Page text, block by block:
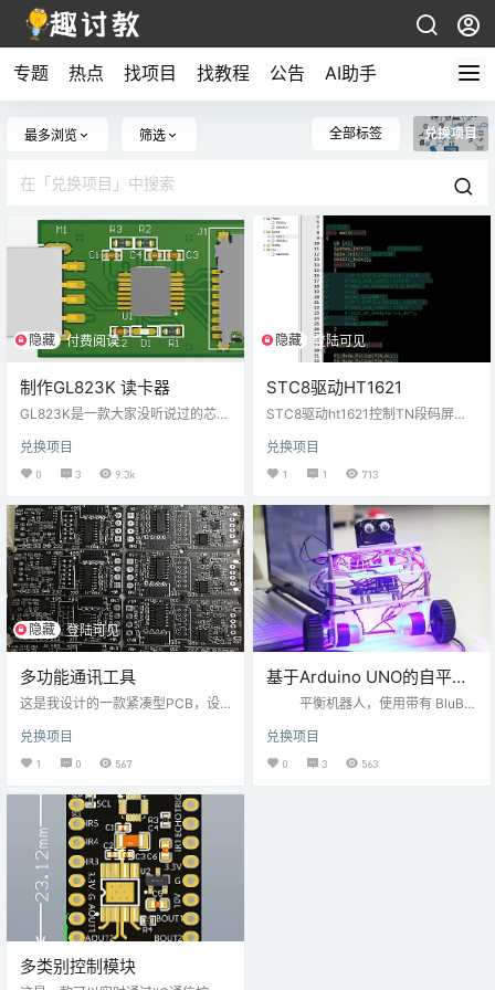
专题 热点 找项目 找教程 公告 AI助手
最多浏览 筛选 全部标签 兑换项目
隐藏 付费阅读
制作GL823K 读卡器
GL823K是一款大家没听说过的芯
少人分享。支持USB2.0，虽然性能
有限，但是比几块钱的读卡器是更
可靠的，手里有一个急需之时也有
很大用处。 GL823K是USB 2.0单L
UN读卡器控制器，可支持SD / MM
C / MSPRO闪存存储卡。 它支持US
B 2.0高速传输到Secure DigitalTM
（SD），SDHC，SDXC，miniSD
TM，microSD…
兑换项目
0 3 9.3k
隐藏 登陆可见
STC8驱动HT1621
STC8驱动ht1621控制TN段码屏例
完美可用，之前stm8s003的驱动例
程也可以参考。 链接：https://pa
n.baidu.com/s/1ycrJnYY5-za5JD
Dn 提取码：
兑换项目
1 1 713
隐藏 登陆可见
多功能通讯工具
这是我设计的一款紧凑型PCB，设
的公模设计，后面我将采用CNC雕
刻加工外壳。 它具有与各种232信
号，485信号，TTL信号通信的能
力，通过拨码开关可以选择您的调
试需求，拨到232档可以使用TTL与
232通信，拨到485可以使用485通
信。 采用的原料都是用的多的器
件，兼容性很好，设计上考虑到了
信号传输的等长考虑，usb信号差分
走线，电磁屏蔽以及静电防护，真
兑换项目
1 0 567
基于Arduino UNO的自平衡
机器人
平衡机器人，使用带有 BluBu
器平衡机器人。 自平衡倒立摆机器
人。构建很简单，软件是免费和开
源的，基于 Arduino。 自平衡机器
兑换项目
0 3 563
多类别控制模块